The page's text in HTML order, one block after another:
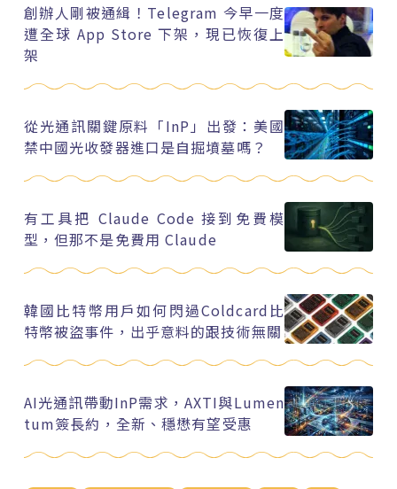
創辦人剛被通緝！Telegram 今早一度
遭全球 App Store 下架，現已恢復上
架
從光通訊關鍵原料「InP」出發：美國
禁中國光收發器進口是自掘墳墓嗎？
有工具把 Claude Code 接到免費模
型，但那不是免費用 Claude
韓國比特幣用戶如何閃過Coldcard比
特幣被盜事件，出乎意料的跟技術無關
AI光通訊帶動InP需求，AXTI與Lumen
tum簽長約，全新、穩懋有望受惠